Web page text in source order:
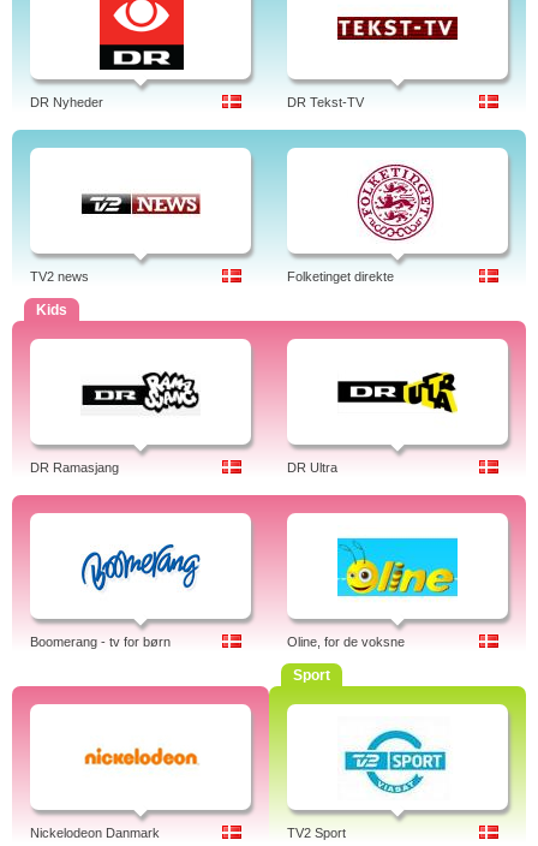
DR Nyheder DR Tekst-TV
TV2 news Folketinget direkte
Kids
DR Ramasjang DR Ultra
Boomerang - tv for børn Oline, for de voksne
Nickelodeon Danmark
Sport
TV2 Sport